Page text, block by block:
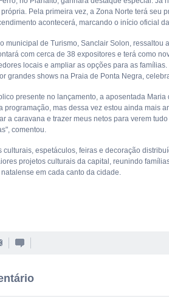
Pela primeira vez, a Zona Norte terá seu
acontecerá, marcando o início oficial
municipal de Turismo, Sanclair Solon, ressaltou
com cerca de 38 expositores e terá como
locais e ampliar as opções para as
grandes shows na Praia de Ponta Negra,
presente no lançamento, a aposentada
programação, mas dessa vez estou ainda mais
a caravana e trazer meus netos para verem
comentou.
culturais, espetáculos, feiras e decoração
projetos culturais da capital, reunindo
em cada canto da cidade.